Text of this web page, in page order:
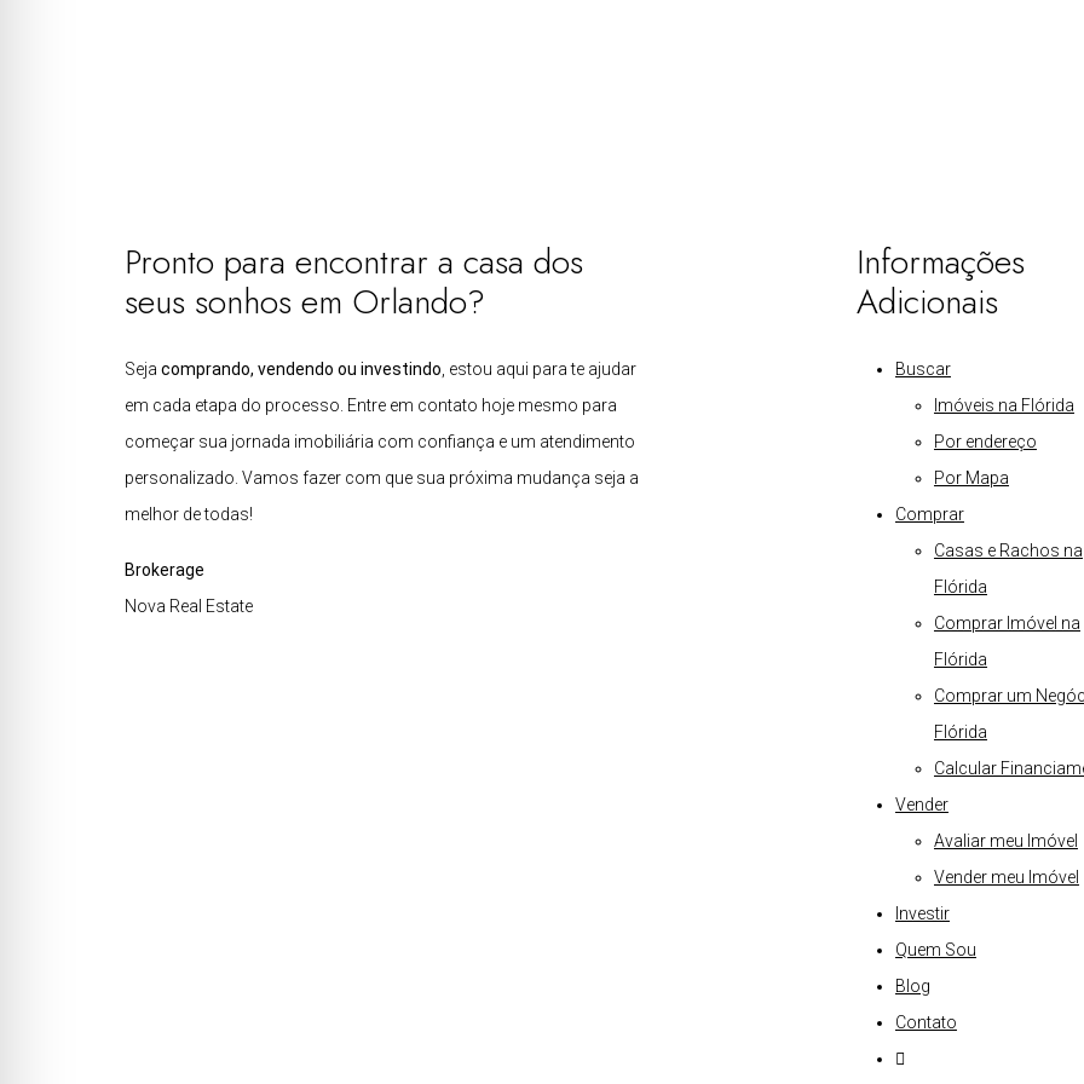
Pronto para encontrar a casa dos
seus sonhos em Orlando?
Seja comprando, vendendo ou investindo, estou aqui para te ajudar
em cada etapa do processo. Entre em contato hoje mesmo para
começar sua jornada imobiliária com confiança e um atendimento
personalizado. Vamos fazer com que sua próxima mudança seja a
melhor de todas!
Brokerage
Nova Real Estate
Informações
Adicionais
Buscar
Imóveis na Flórida
Por endereço
Por Mapa
Comprar
Casas e Rachos na
Flórida
Comprar Imóvel na
Flórida
Comprar um
Flórida
Calcular
Vender
Avaliar meu Imóvel
Vender meu Imóvel
Investir
Quem Sou
Blog
Contato